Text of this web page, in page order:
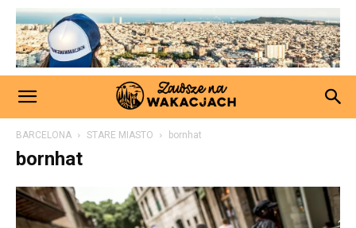
BARCELONA STARE MIASTO bornhat
bornhat